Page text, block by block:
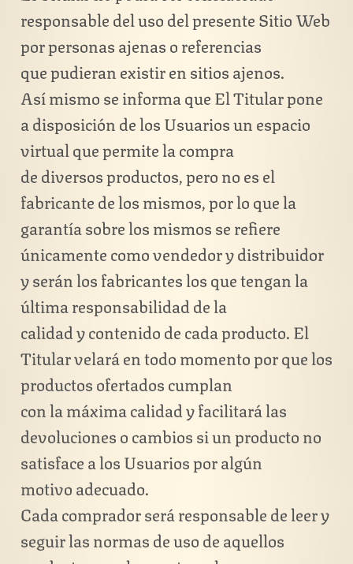
responsable del uso del presente Sitio Web
por personas ajenas o referencias
que pudieran existir en sitios ajenos.
Así mismo se informa que El Titular pone
a disposición de los Usuarios un espacio
virtual que permite la compra
de diversos productos, pero no es el
fabricante de los mismos, por lo que la
garantía sobre los mismos se refiere
únicamente como vendedor y distribuidor
y serán los fabricantes los que tengan la
última responsabilidad de la
calidad y contenido de cada producto. El
Titular velará en todo momento por que los
productos ofertados cumplan
con la máxima calidad y facilitará las
devoluciones o cambios si un producto no
satisface a los Usuarios por algún
motivo adecuado.
Cada comprador será responsable de leer y
seguir las normas de uso de aquellos